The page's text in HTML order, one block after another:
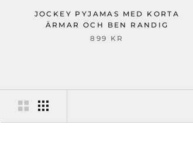
JOCKEY PYJAMAS MED KORTA
ÄRMAR OCH BEN RANDIG
899 KR